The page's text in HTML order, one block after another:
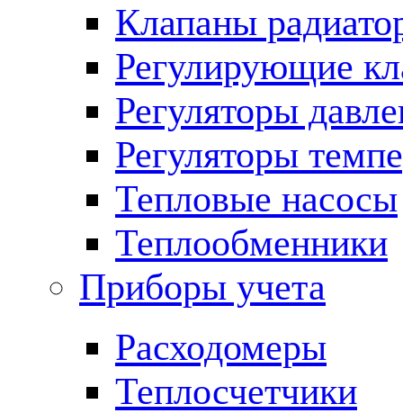
Клапаны
Регулирующие
Регуляторы
Регуляторы
Тепловые насосы
Теплообменники
Приборы учета
Расходомеры
Теплосчетчики